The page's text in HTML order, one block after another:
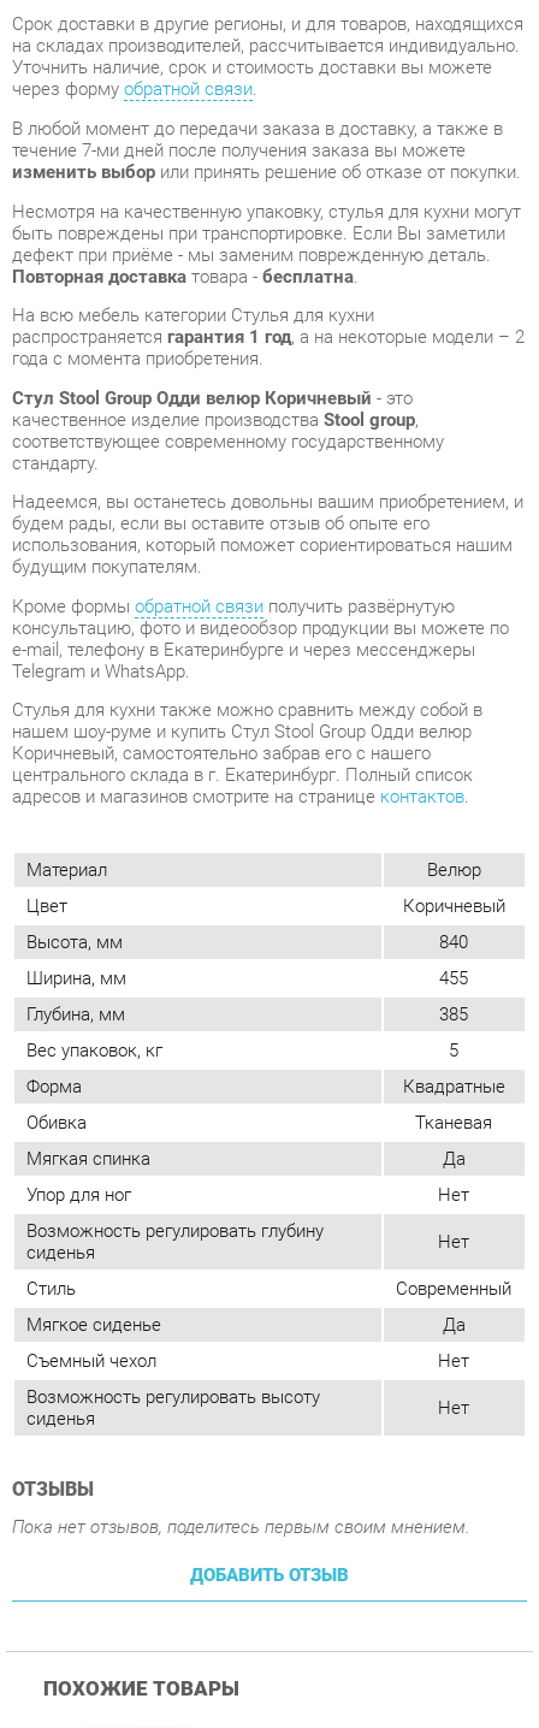
В любой момент до передачи заказа в доставку, а также в
течение 7-ми дней после получения заказа вы можете
изменить выборили принять решение об отказе от покупки.
Несмотря на качественную упаковку, стулья для кухни могут
дефект при приёме - мы заменим поврежденную деталь.
Повторная доставкатовара -бесплатна.
распространяетсягарантия 1 год, а на некоторые модели – 2
года с момента приобретения.
Стул Stool Group Одди велюр Коричневый
соответствующее современному государственному
стандарту.
Надеемся, вы останетесь довольны вашим приобретением, и
будем рады, если вы оставите отзыв об опыте его
использования, который поможет сориентироваться нашим
будущим покупателям.
Кроме формы
консультацию, фото и видеообзор продукции вы можете по
e-mail, телефону в Екатеринбурге и через мессенджеры
Telegram и WhatsApp.
Стулья для кухни также можно сравнить между собой в
нашем шоу-руме и купить Стул Stool Group Одди велюр
Коричневый, самостоятельно забрав его с нашего
центрального склада в г. Екатеринбург. Полный список
адресов и магазинов смотрите на страницеконтактов.
Материал Велюр
Цвет
Коричневый
Высота, мм
840
Глубина, мм
385
Вес упаковок, кг
5
Форма
Квадратные
Обивка
Тканевая
Мягкая спинка
Да
Упор для ног
Нет
Возможность регулировать глубину
сиденья
Нет
Стиль
Современный
Мягкое сиденье
Да
Съемный чехол
Нет
Возможность регулировать высоту
сиденья
Нет
ОТЗЫВЫ
Пока нет отзывов, поделитесь первым своим мнением.
ДОБАВИТЬ ОТЗЫВ